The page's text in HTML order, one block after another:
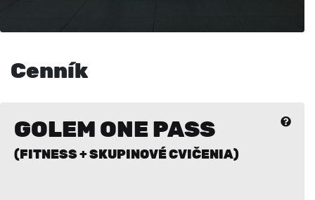
Cenník
GOLEM ONE PASS
(FITNESS + SKUPINOVÉ CVIČENIA)